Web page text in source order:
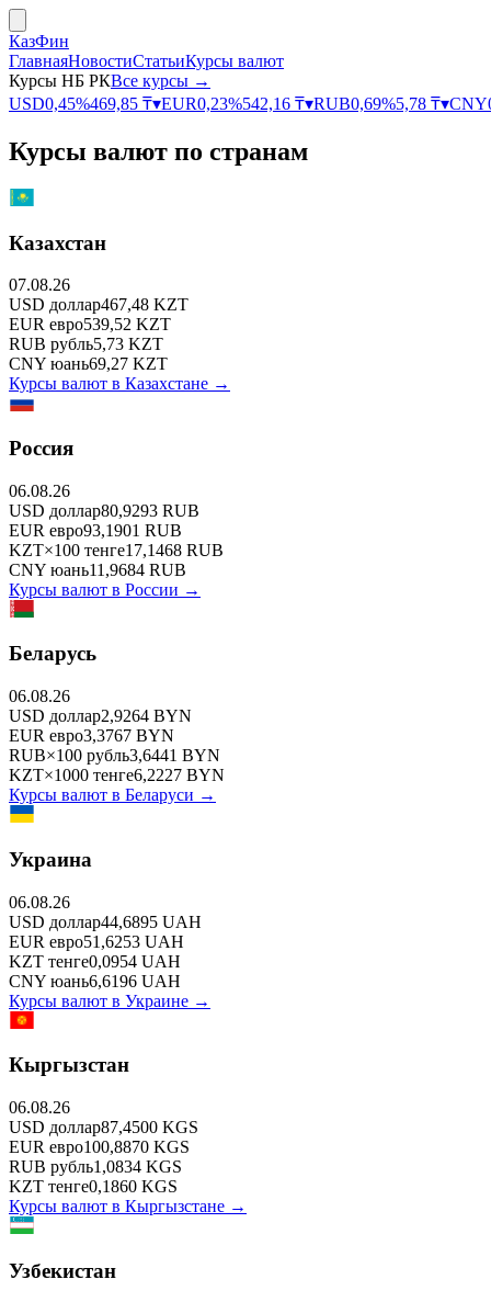
КазФин
ГлавнаяНовостиСтатьиКурсы валют
Курсы НБ РКВсе курсы →
USD0,45%469,85 ₸▾EUR0,23%542,16 ₸▾RUB0,69%5,78 ₸▾CNY
Курсы валют по странам
Казахстан
07.08.26
USD доллар467,48 KZT
EUR евро539,52 KZT
RUB рубль5,73 KZT
CNY юань69,27 KZT
Курсы валют в Казахстане →
Россия
06.08.26
USD доллар80,9293 RUB
EUR евро93,1901 RUB
KZT×100 тенге17,1468 RUB
CNY юань11,9684 RUB
Курсы валют в России →
Беларусь
06.08.26
USD доллар2,9264 BYN
EUR евро3,3767 BYN
RUB×100 рубль3,6441 BYN
KZT×1000 тенге6,2227 BYN
Курсы валют в Беларуси →
Украина
06.08.26
USD доллар44,6895 UAH
EUR евро51,6253 UAH
KZT тенге0,0954 UAH
CNY юань6,6196 UAH
Курсы валют в Украине →
Кыргызстан
06.08.26
USD доллар87,4500 KGS
EUR евро100,8870 KGS
RUB рубль1,0834 KGS
KZT тенге0,1860 KGS
Курсы валют в Кыргызстане →
Узбекистан